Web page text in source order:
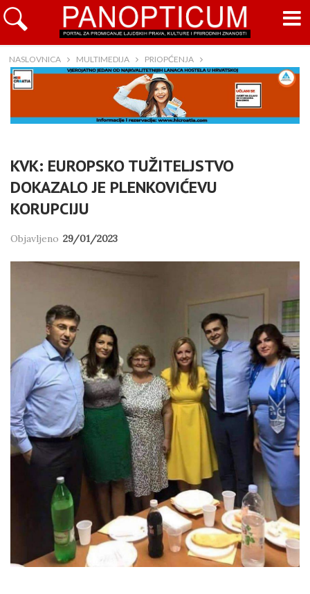
NASLOVNICA MULTIMEDIJA PRIOPĆENJA
KVK: EUROPSKO TUŽITELJSTVO
DOKAZALO JE PLENKOVIĆEVU
KORUPCIJU
Objavljeno 29/01/2023